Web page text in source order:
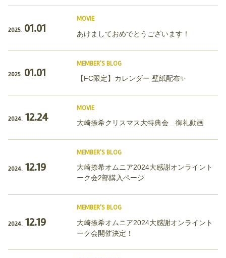
2025. 01.01
MOVIE
あけましておめでとうございます！
2025. 01.01
MEMBER'S BLOG
【FC限定】カレンダー 壁紙配布✨
2024. 12.24
MOVIE
大崎捺希クリスマス大特典会＿御礼動画
2024. 12.19
MEMBER'S BLOG
大崎捺希オムニア2024大感謝オンライント
ーク会2部購入ページ
2024. 12.19
MEMBER'S BLOG
大崎捺希オムニア2024大感謝オンライント
ーク会開催決定！